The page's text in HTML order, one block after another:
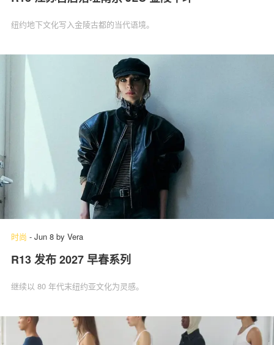
纽约地下文化写入金陵古都的当代语境。
时尚 - Jun 8 by Vera
R13 发布 2027 早春系列
继续以 80 年代末纽约亚文化为灵感。